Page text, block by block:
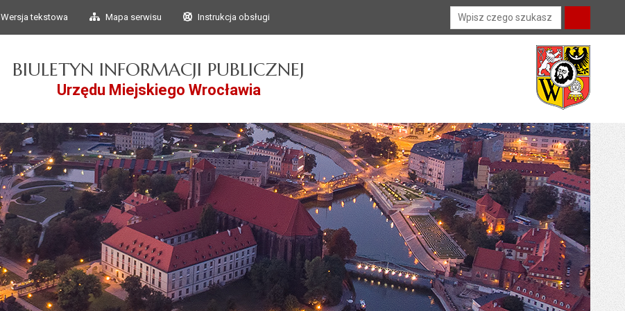
Przejdź do głównego
Przejdź do treści
Wersja tekstowa Mapa serwisu Instrukcja obsługi Wyszukiwarka
BIULETYN INFORMACJI PUBLICZNEJ
Urzędu Miejskiego Wrocławia